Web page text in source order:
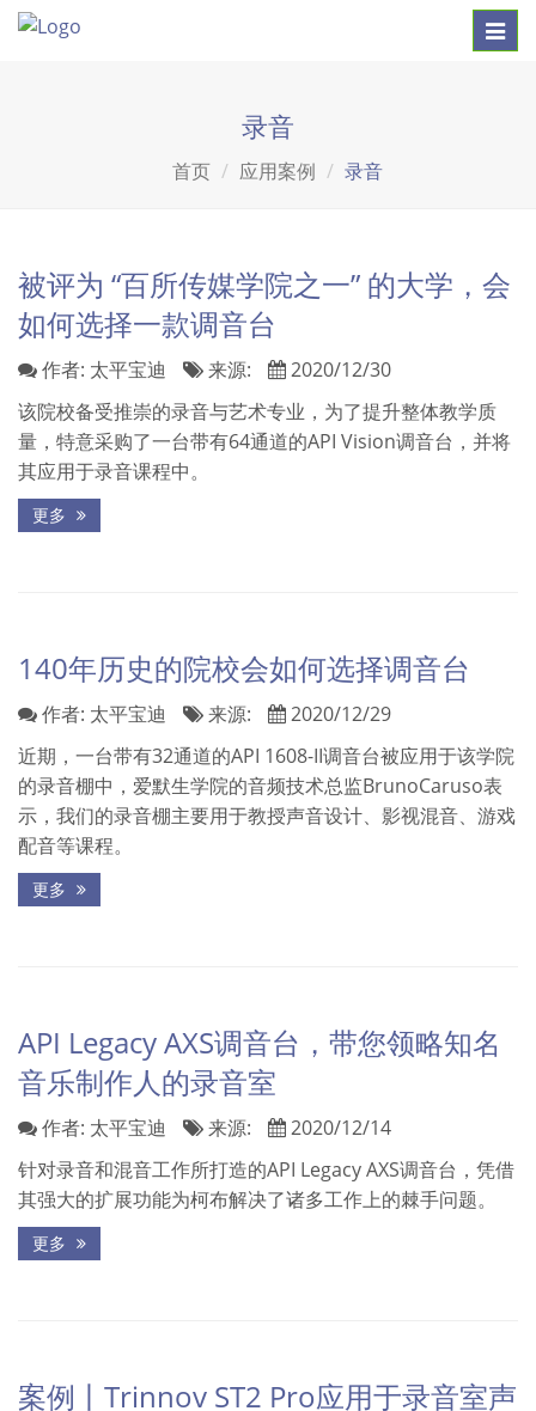
录音
首页 应用案例 录音
被评为 “百所传媒学院之一” 的大学，会
如何选择一款调音台
作者: 太平宝迪 来源:
2020/12/30
该院校备受推崇的录音与艺术专业，为了提升整体教学质
量，特意采购了一台带有64通道的API Vision调音台，并将
其应用于录音课程中。
更多
140年历史的院校会如何选择调音台
作者: 太平宝迪 来源:
2020/12/29
近期，一台带有32通道的API 1608-II调音台被应用于该学院
的录音棚中，爱默生学院的音频技术总监BrunoCaruso表
示，我们的录音棚主要用于教授声音设计、影视混音、游戏
配音等课程。
更多
API Legacy AXS调音台，带您领略知名
音乐制作人的录音室
作者: 太平宝迪 来源:
2020/12/14
针对录音和混音工作所打造的API Legacy AXS调音台，凭借
其强大的扩展功能为柯布解决了诸多工作上的棘手问题。
更多
案例丨Trinnov ST2 Pro应用于录音室声